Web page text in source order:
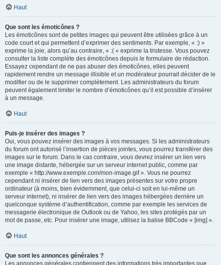
Haut
Que sont les émoticônes ?
Les émoticônes sont de petites images qui peuvent être utilisées grâce à un
code court et qui permettent d’exprimer des sentiments. Par exemple, « :) »
exprime la joie, alors qu’au contraire, « :( » exprime la tristesse. Vous pouvez
consulter la liste complète des émoticônes depuis le formulaire de rédaction.
Essayez cependant de ne pas abuser des émoticônes, elles peuvent
rapidement rendre un message illisible et un modérateur pourrait décider de le
modifier ou de le supprimer complètement. Les administrateurs du forum
peuvent également limiter le nombre d’émoticônes qu’il est possible d’insérer
à un message.
Haut
Puis-je insérer des images ?
Oui, vous pouvez insérer des images à vos messages. Si les administrateurs
du forum ont autorisé l’insertion de pièces jointes, vous pourrez transférer des
images sur le forum. Dans le cas contraire, vous devrez insérer un lien vers
une image distante, hébergée sur un serveur internet public, comme par
exemple « http://www.exemple.com/mon-image.gif ». Vous ne pourrez
cependant ni insérer de lien vers des images présentes sur votre propre
ordinateur (à moins, bien évidemment, que celui-ci soit en lui-même un
serveur internet), ni insérer de lien vers des images hébergées derrière un
quelconque système d’authentification, comme par exemple les services de
messagerie électronique de Outlook ou de Yahoo, les sites protégés par un
mot de passe, etc. Pour insérer une image, utilisez la balise BBCode « [img] ».
Haut
Que sont les annonces générales ?
Les annonces générales contiennent des informations très importantes que